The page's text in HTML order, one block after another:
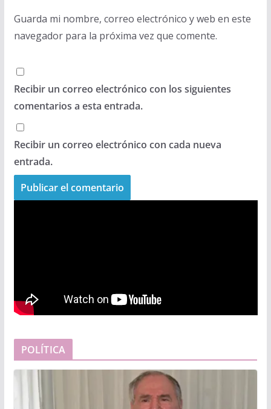
Guarda mi nombre, correo electrónico y web en este
navegador para la próxima vez que comente.
Recibir un correo electrónico con los siguientes
comentarios a esta entrada.
Recibir un correo electrónico con cada nueva
entrada.
POLÍTICA